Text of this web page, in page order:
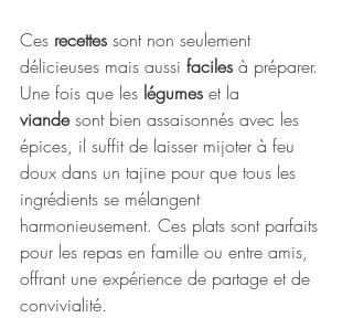
Ces recettes sont non seulement
délicieuses mais aussi faciles à préparer.
Une fois que les légumes et la
viande sont bien assaisonnés avec les
épices, il suffit de laisser mijoter à feu
doux dans un tajine pour que tous les
ingrédients se mélangent
harmonieusement. Ces plats sont parfaits
pour les repas en famille ou entre amis,
offrant une expérience de partage et de
convivialité.